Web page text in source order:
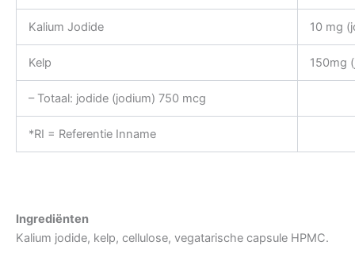
Kalium Jodide 10 mg
Kelp 150mg
– Totaal: jodide (jodium) 750 mcg
*RI = Referentie Inname
Ingrediënten
Kalium jodide, kelp, cellulose, vegatarische capsule HPMC.